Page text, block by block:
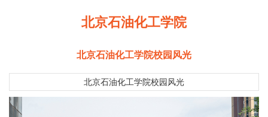
北京石油化工学院
北京石油化工学院校园风光
北京石油化工学院校园风光